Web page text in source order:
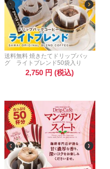
送料無料 焼きたてドリップバッ
グ ライトブレンド50袋入り
2,750 円 (税込)